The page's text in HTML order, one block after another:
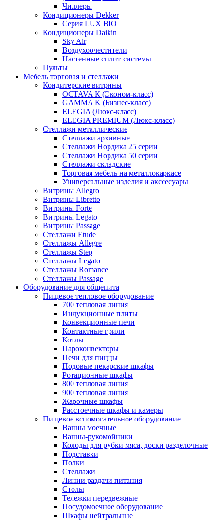
Чиллеры
Кондиционеры Dekker
Серия LUX BIO
Кондиционеры Daikin
Sky Air
Воздухоочестители
Настенные сплит-системы
Пульты
Мебель торговая и стеллажи
Кондитерские витрины
OCTAVA К (Эконом-класс)
GAMMA K (Бизнес-класс)
ELEGIA (Люкс-класс)
ELEGIA PREMIUM (Люкс-класс)
Стеллажи металлические
Стеллажи архивные
Стеллажи Нордика 25 серии
Стеллажи Нордика 50 серии
Стеллажи складские
Торговая мебель на металлокаркасе
Универсальные изделия и акссесуары
Витрины Allegro
Витрины Libretto
Витрины Forte
Витрины Legato
Витрины Passage
Стеллажи Etude
Стеллажы Allegre
Стеллажы Step
Стеллажы Legato
Стеллажы Romance
Стеллажы Passage
Оборудование для общепита
Пищевое тепловое оборудование
700 тепловая линия
Индукционные плиты
Конвекционные печи
Контактные грили
Котлы
Пароконвекторы
Печи для пиццы
Подовые пекарские шкафы
Ротационные шкафы
800 тепловая линия
900 тепловая линия
Жарочные шкафы
Расстоечные шкафы и камеры
Пищевое вспомогательное оборудование
Ванны моечные
Ванны-рукомойники
Колоды для рубки мяса, доски разделочные
Подставки
Полки
Стеллажи
Линии раздачи питания
Столы
Тележки передвежные
Посудомоечное оборудование
Шкафы нейтральные